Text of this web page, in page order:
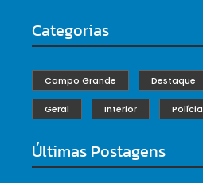
Categorias
Campo Grande Destaque
Geral Interior Polícia
Últimas Postagens